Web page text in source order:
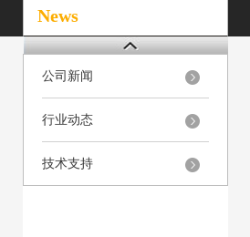
News
公司新闻
行业动态
技术支持